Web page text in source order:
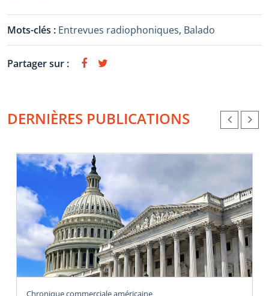
Mots-clés : Entrevues radiophoniques, Balado
Partager sur :
DERNIÈRES PUBLICATIONS
Chronique commerciale américaine